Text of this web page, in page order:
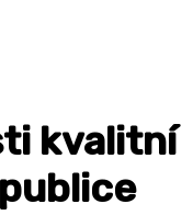
kvalitní